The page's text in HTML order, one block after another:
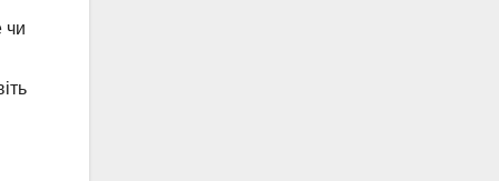
чи